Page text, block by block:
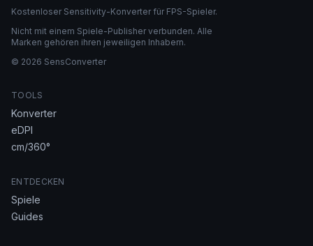
Kostenloser Sensitivity-Konverter für FPS-Spieler.
Nicht mit einem Spiele-Publisher verbunden. Alle
Marken gehören ihren jeweiligen Inhabern.
© 2026 SensConverter
TOOLS
Konverter
eDPI
cm/360°
ENTDECKEN
Spiele
Guides